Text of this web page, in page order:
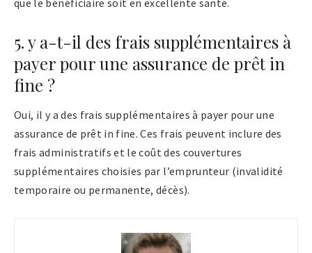
que le bénéficiaire soit en excellente santé.
5. y a-t-il des frais supplémentaires à
payer pour une assurance de prêt in
fine ?
Oui, il y a des frais supplémentaires à payer pour une
assurance de prêt in fine. Ces frais peuvent inclure des
frais administratifs et le coût des couvertures
supplémentaires choisies par l’emprunteur (invalidité
temporaire ou permanente, décès).